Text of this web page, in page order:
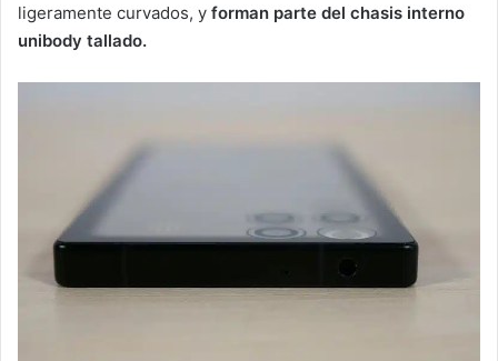
ligeramente curvados, y forman parte del chasis interno
unibody tallado.